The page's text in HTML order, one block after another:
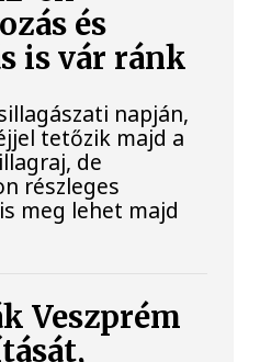
és
is vár ránk
napján,
tetőzik majd a
de
részleges
meg lehet majd
Veszprém